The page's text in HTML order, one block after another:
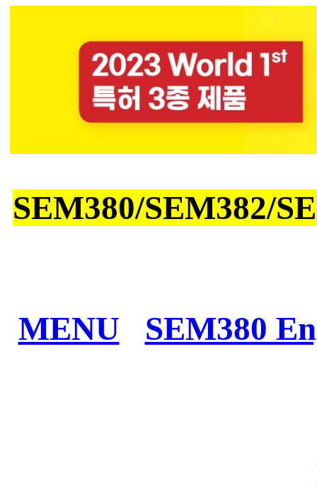
SEM380/SEM382/
MENU SEM380